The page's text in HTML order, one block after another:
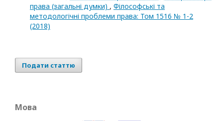
права (загальні думки) , Філософські та
методологічні проблеми права: Том 1516 № 1-2
(2018)
Подати статтю
Мова